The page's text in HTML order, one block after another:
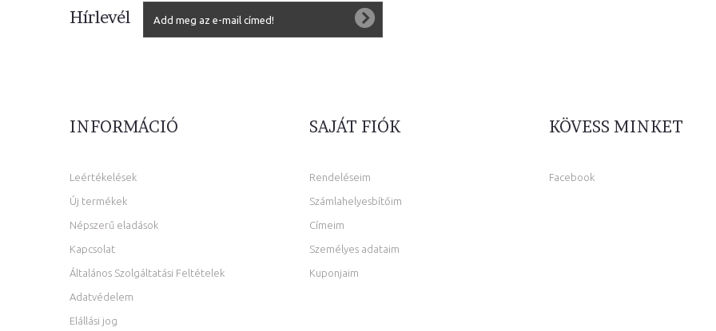
Hírlevél
INFORMÁCIÓ
Leértékelések
Új termékek
Népszerű eladások
Kapcsolat
Általános Szolgáltatási Feltételek
Adatvédelem
Elállási jog
SAJÁT FIÓK
Rendeléseim
Számlahelyesbítőim
Címeim
Személyes adataim
Kuponjaim
KÖVESS MINKET
Facebook